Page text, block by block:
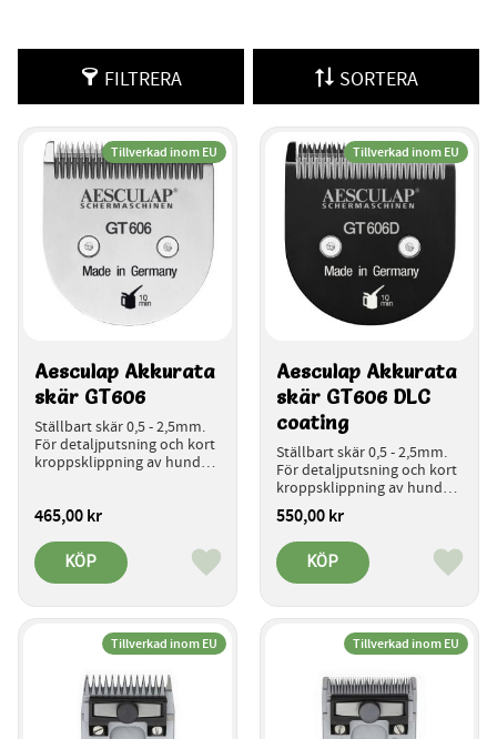
FILTRERA SORTERA
Aesculap Akkurata
skär GT606
Ställbart skär 0,5 - 2,5mm.
För detaljputsning och kort
kroppsklippning av hundar,
465,00kr
Tillverkad inom EU
Lägg till i favoriter
KÖP
Aesculap Akkurata
skär GT606 DLC
coating
Ställbart skär 0,5 - 2,5mm.
För detaljputsning och kort
kroppsklippning av hundar,
katter och smådjur.
550,00kr
Tillverkad inom EU
Lägg
KÖP
Tillverkad inom EU Tillverkad inom EU